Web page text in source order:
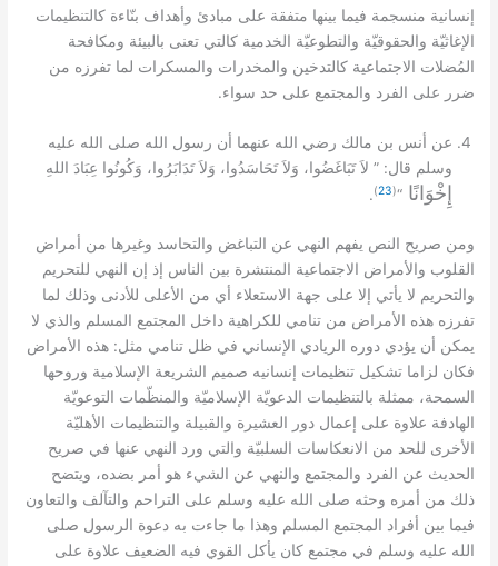
إنسانية منسجمة فيما بينها متفقة على مبادئ وأهداف بنّاءة كالتنظيمات
الإغاثيّة والحقوقيّة والتطوعيّة الخدمية كالتي تعنى بالبيئة ومكافحة
المُضلات الاجتماعية كالتدخين والمخدرات والمسكرات لما تفرزه من
ضرر على الفرد والمجتمع على حد سواء.
عن أنس بن مالك رضي الله عنهما أن رسول الله صلى الله عليه
وسلم قال: ” لاَ تَبَاغَضُوا، وَلاَ تَحَاسَدُوا، وَلاَ تَدَابَرُوا، وَكُونُوا عِبَادَ اللهِ
إِخْوَانًا“
(
23
)
.
ومن صريح النص يفهم النهي عن التباغض والتحاسد وغيرها من أمراض
القلوب والأمراض الاجتماعية المنتشرة بين الناس إذ إن النهي للتحريم
والتحريم لا يأتي إلا على جهة الاستعلاء أي من الأعلى للأدنى وذلك لما
تفرزه هذه الأمراض من تنامي للكراهية داخل المجتمع المسلم والذي لا
يمكن أن يؤدي دوره الريادي الإنساني في ظل تنامي مثل:هذه الأمراض
فكان لزاما تشكيل تنظيمات إنسانيه صميم الشريعة الإسلامية وروحها
السمحة، ممثلة بالتنظيمات الدعويّة الإسلاميّة والمنظّمات التوعويّة
الهادفة علاوة على إعمال دور العشيرة والقبيلة والتنظيمات الأهليّة
الأخرى للحد من الانعكاسات السلبيّة والتي ورد النهي عنها في صريح
الحديث عن الفرد والمجتمع والنهي عن الشيء هو أمر بضده، ويتضح
ذلك من أمره وحثه صلى الله عليه وسلم على التراحم والتآلف والتعاون
فيما بين أفراد المجتمع المسلم وهذا ما جاءت به دعوة الرسول صلى
الله عليه وسلم في مجتمع كان يأكل القوي فيه الضعيف علاوة على